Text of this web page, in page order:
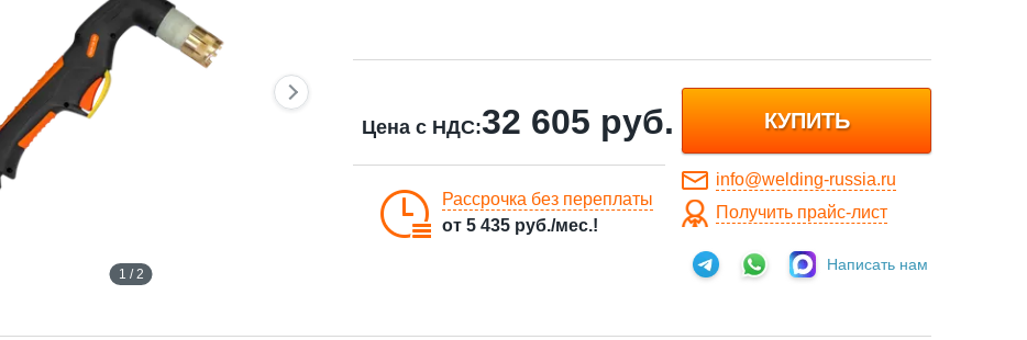
1 / 2
Цена с НДС:32 605 руб.
Рассрочка без переплаты
от 5 435руб./мес.!
КУПИТЬ
info@welding-russia.ru
Получить прайс-лист
Написать нам